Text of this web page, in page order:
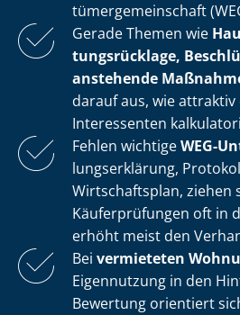
tü­mer­ge­mein­schaft
Gerade Themen wie
tungs­rück­la­ge,
anstehende
darauf aus, wie
Interessenten
Fehlen wichtigeWEG-
lungs­er­klä­rung,
Wirtschaftsplan, ziehen
Käuferprüfungen oft in
erhöht meist den
Bei vermieteten
Eigennutzung in den
Bewertung orientiert